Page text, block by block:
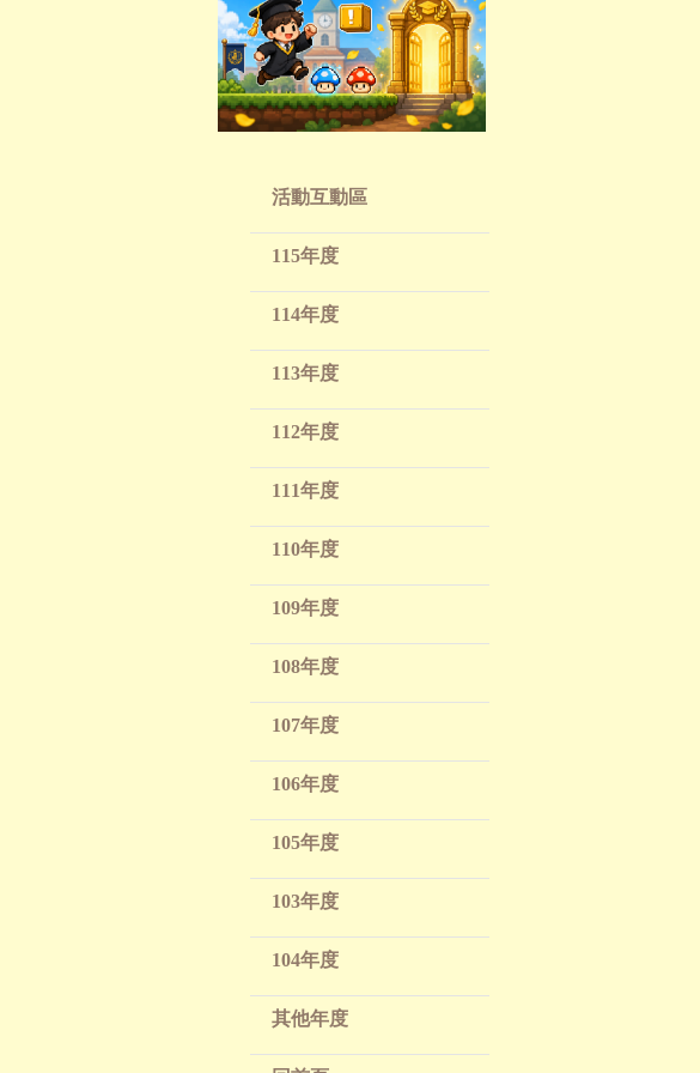
活動互動區
115年度
114年度
113年度
112年度
111年度
110年度
109年度
108年度
107年度
106年度
105年度
103年度
104年度
其他年度